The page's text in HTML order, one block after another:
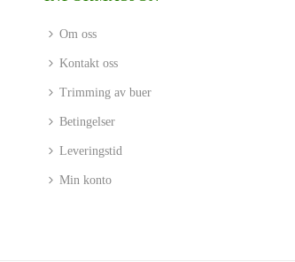
Om oss
Kontakt oss
Trimming av buer
Betingelser
Leveringstid
Min konto